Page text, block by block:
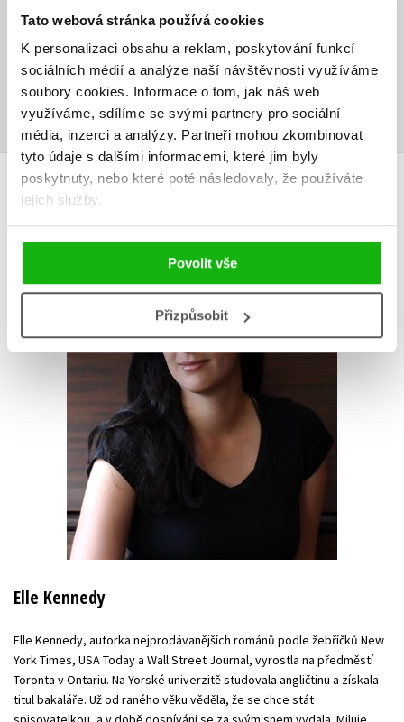
Tato webová stránka používá cookies
K personalizaci obsahu a reklam, poskytování funkcí
sociálních médií a analýze naší návštěvnosti využíváme
soubory cookies. Informace o tom, jak náš web
využíváme, sdílíme se svými partnery pro sociální
média, inzerci a analýzy. Partneři mohou zkombinovat
tyto údaje s dalšími informacemi, které jim byly
poskytnuty, nebo které poté následovaly, že používáte
jejich služby.
Povolit vše
Přizpůsobit
Vaše hodnocení
Uživatelskou recenzi mohou vkládat pouze registrovaní uživatelé
Přihlásit
AUTOR KNIHY
Elle Kennedy
Elle Kennedy, autorka nejprodávanějších románů podle žebříčků New
York Times, USA Today a Wall Street Journal, vyrostla na předměstí
Toronta v Ontariu. Na Yorské univerzitě studovala angličtinu a získala
titul bakaláře. Už od raného věku věděla, že se chce stát